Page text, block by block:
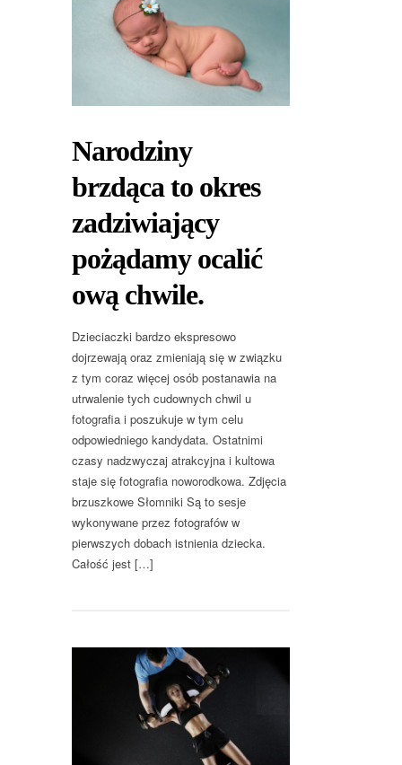
Narodziny
brzdąca to okres
zadziwiający
pożądamy ocalić
ową chwile.
Dzieciaczki bardzo ekspresowo
dojrzewają oraz zmieniają się w związku
z tym coraz więcej osób postanawia na
utrwalenie tych cudownych chwil u
fotografia i poszukuje w tym celu
odpowiedniego kandydata. Ostatnimi
czasy nadzwyczaj atrakcyjna i kultowa
staje się fotografia noworodkowa. Zdjęcia
brzuszkowe Słomniki Są to sesje
wykonywane przez fotografów w
pierwszych dobach istnienia dziecka.
Całość jest […]